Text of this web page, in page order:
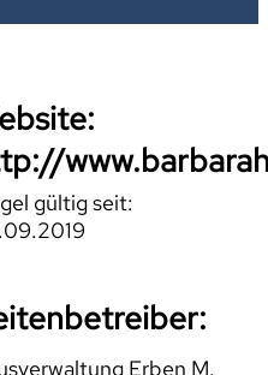
gültig seit:
Erben M.